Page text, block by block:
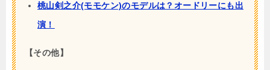
桃山剣之介(モモケン)のモデルは？オードリーにも出
演！
【その他】